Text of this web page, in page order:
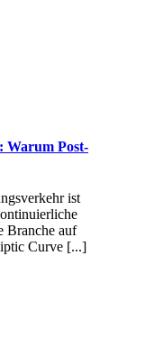
Warum Post-
ist
Branche auf
Curve [...]